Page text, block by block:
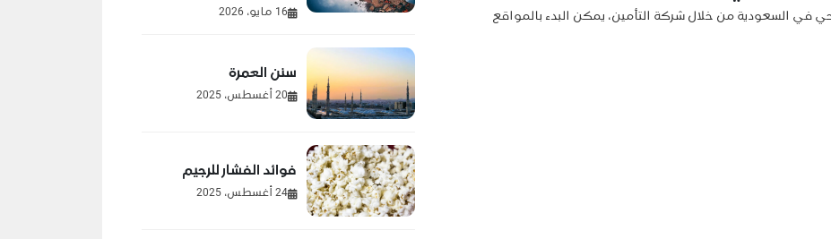
في السعودية من خلال شركة التأمين، يمكن البدء بالمواقع
16 مايو، 2026
سنن العمرة
20 أغسطس، 2025
فوائد الفشار للرجيم
24 أغسطس، 2025